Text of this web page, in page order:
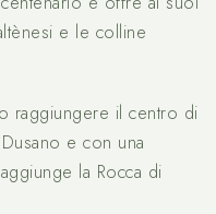
e le colline
raggiungere il centro di
e con una
la Rocca di